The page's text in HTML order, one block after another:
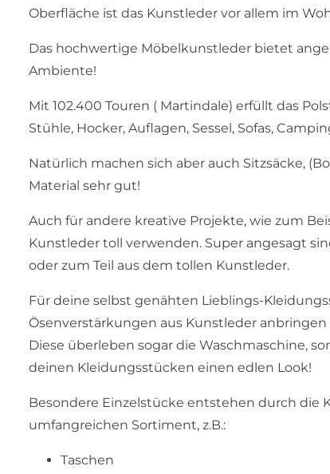
Oberfläche ist das Kunstleder vor allem im
Das hochwertige Möbelkunstleder bietet
Ambiente!
Mit 102.400 Touren ( Martindale) erfüllt das
Stühle, Hocker, Auflagen, Sessel, Sofas,
Natürlich machen sich aber auch Sitzsäcke,
Material sehr gut!
Auch für andere kreative Projekte, wie zum
Kunstleder toll verwenden. Super angesagt
oder zum Teil aus dem tollen Kunstleder.
Für deine selbst genähten Lieblings-
Ösenverstärkungen aus Kunstleder
Diese überleben sogar die Waschmaschine,
deinen Kleidungsstücken einen edlen Look!
Besondere Einzelstücke entstehen durch die
umfangreichen Sortiment, z.B.:
Taschen